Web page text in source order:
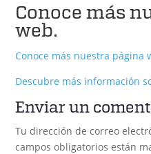
Conoce más
web.
Conoce más nuestra página
Descubre más información
Enviar un
Tu dirección de correo
campos obligatorios están